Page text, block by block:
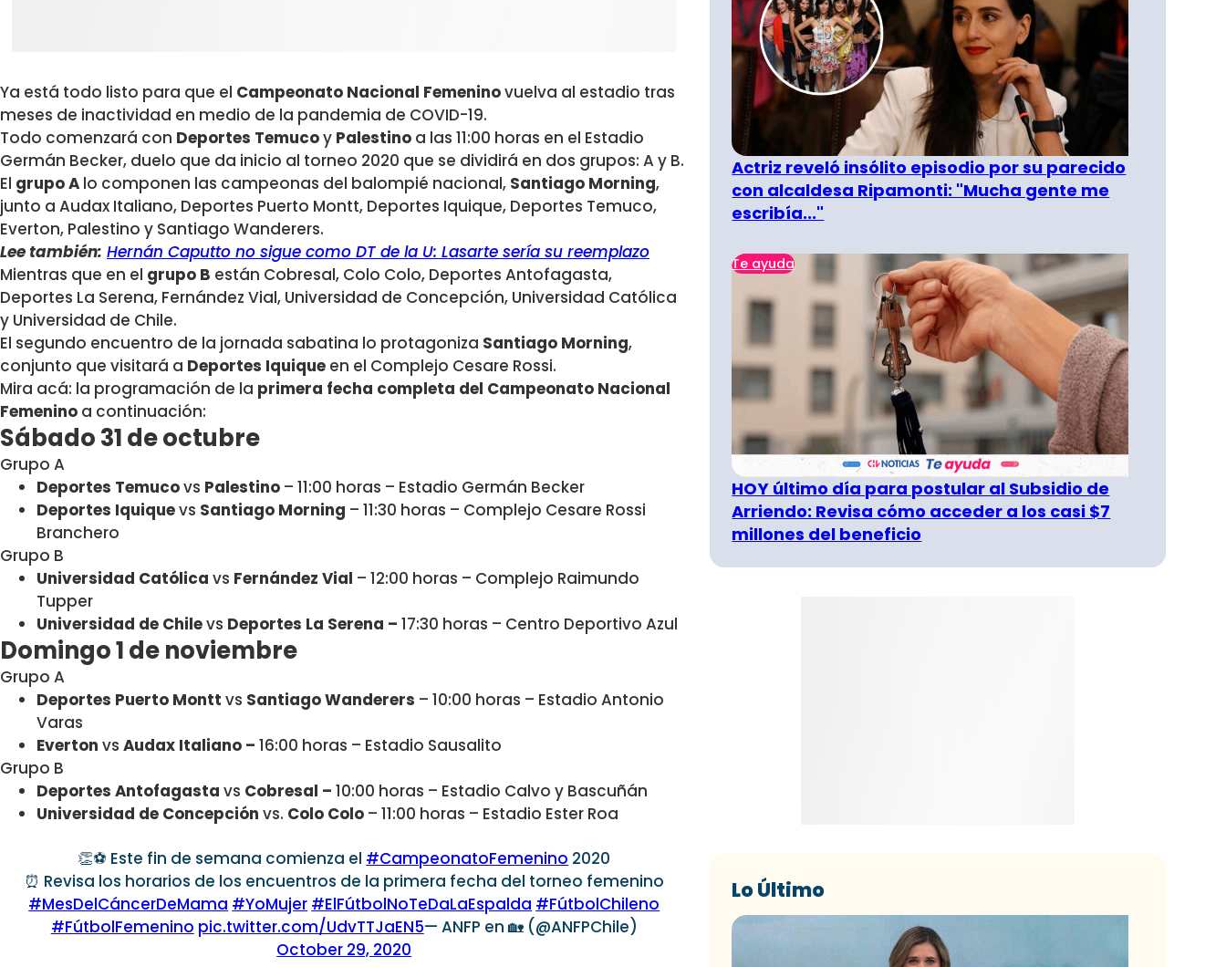
Ya está todo listo para que el Campeonato Nacional Femeninovuelva al estadio tras
meses de inactividad en medio de la pandemia de COVID-19.
Todo comenzará con Deportes Temucoy Palestino a las 11:00 horas en el Estadio
Germán Becker, duelo que da inicio al torneo 2020 que se dividirá en dos grupos: A y B.
El grupo A lo componen las campeonas del balompié nacional, Santiago Morning,
junto a Audax Italiano, Deportes Puerto Montt, Deportes Iquique, Deportes Temuco,
Everton, Palestino y Santiago Wanderers.
Lee también: Hernán Caputto no sigue como DT de la U: Lasarte sería su reemplazo
Mientras que en el grupo B están Cobresal, Colo Colo, Deportes Antofagasta,
Deportes La Serena, Fernández Vial, Universidad de Concepción, Universidad Católica
y Universidad de Chile.
El segundo encuentro de la jornada sabatina lo protagoniza Santiago Morning,
conjunto que visitará a Deportes Iquique en el Complejo Cesare Rossi.
Mira acá: la programación de la primera fecha completa del Campeonato Nacional
Femenino a continuación:
Sábado 31 de octubre
Grupo A
Deportes Temucovs Palestino – 11:00 horas – Estadio Germán Becker
Deportes Iquiquevs Santiago Morning – 11:30 horas – Complejo Cesare Rossi
Branchero
Grupo B
Universidad Católica vs Fernández Vial – 12:00 horas – Complejo Raimundo
Tupper
Universidad de Chilevs Deportes La Serena – 17:30 horas – Centro Deportivo Azul
Domingo 1 de noviembre
Grupo A
Deportes Puerto Montt vs Santiago Wanderers – 10:00 horas – Estadio Antonio
Varas
Everton vs Audax Italiano – 16:00 horas – Estadio Sausalito
Grupo B
Deportes Antofagasta vs Cobresal – 10:00 horas – Estadio Calvo y Bascuñán
Universidad de Concepción vs. Colo Colo – 11:00 horas – Estadio Ester Roa
👏⚽️ Este fin de semana comienza el #CampeonatoFemenino 2020
⏰ Revisa los horarios de los encuentros de la primera fecha del torneo femenino
#MesDelCáncerDeMama #YoMujer #ElFútbolNoTeDaLaEspalda #FútbolChileno
#FútbolFemenino pic.twitter.com/UdvTTJaEN5— ANFP en 🏡 (@ANFPChile)
October 29, 2020
Actriz reveló insólito episodio por su parecido
con alcaldesa Ripamonti: "Mucha gente me
escribía..."
Te ayuda
HOY último día para postular al Subsidio de
Arriendo: Revisa cómo acceder a los casi $7
millones del beneficio
Lo Último